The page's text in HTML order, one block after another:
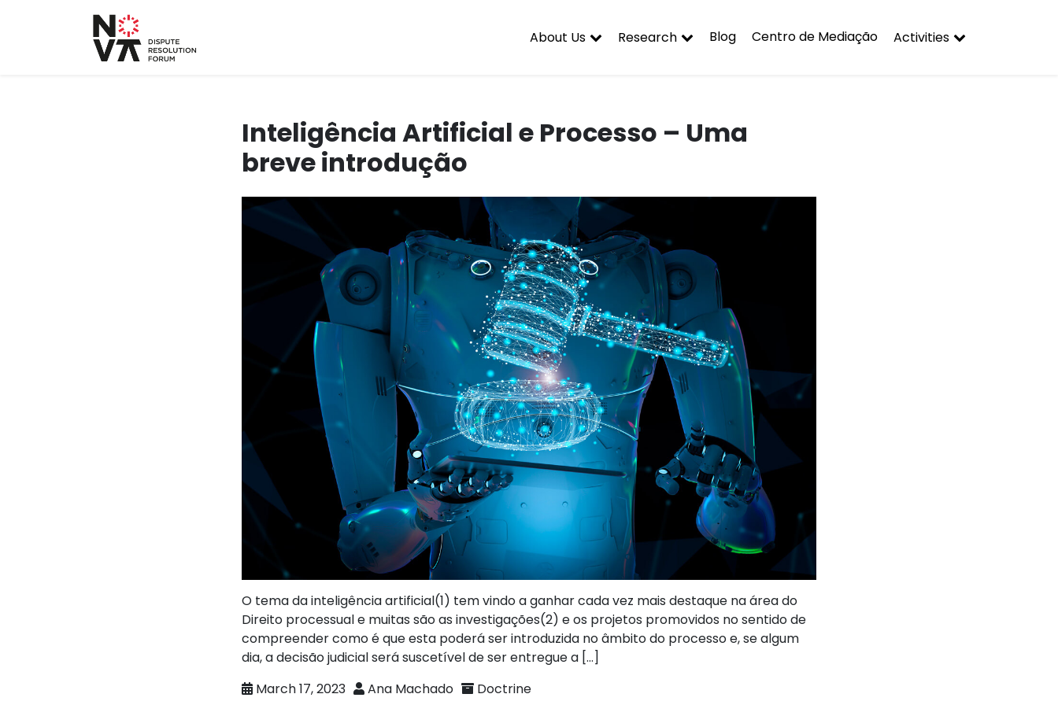
About Us Research Blog Centro de Mediação Activities
Inteligência Artificial e Processo – Uma
breve introdução
O tema da inteligência artificial(1) tem vindo a ganhar cada vez mais destaque na área do
Direito processual e muitas são as investigações(2) e os projetos promovidos no sentido de
compreender como é que esta poderá ser introduzida no âmbito do processo e, se algum
dia, a decisão judicial será suscetível de ser entregue a […]
March 17, 2023
Ana Machado Doctrine